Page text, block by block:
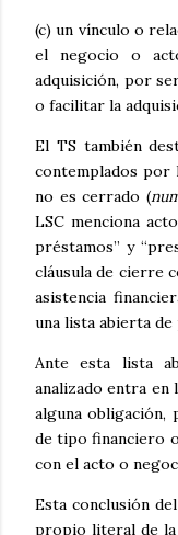
(c) un vínculo o
el negocio o
adquisición, por
o facilitar la
El TS también
contemplados por
no es cerrado (
LSC menciona
préstamos” y
cláusula de cierre
asistencia
una lista abierta
Ante esta lista
analizado entra en
alguna obligación,
de tipo financiero
con el acto o
Esta conclusión
propio literal de la